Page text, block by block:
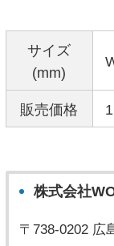
サイズ
(mm)
販売価格
株式会社
〒738-0202 広